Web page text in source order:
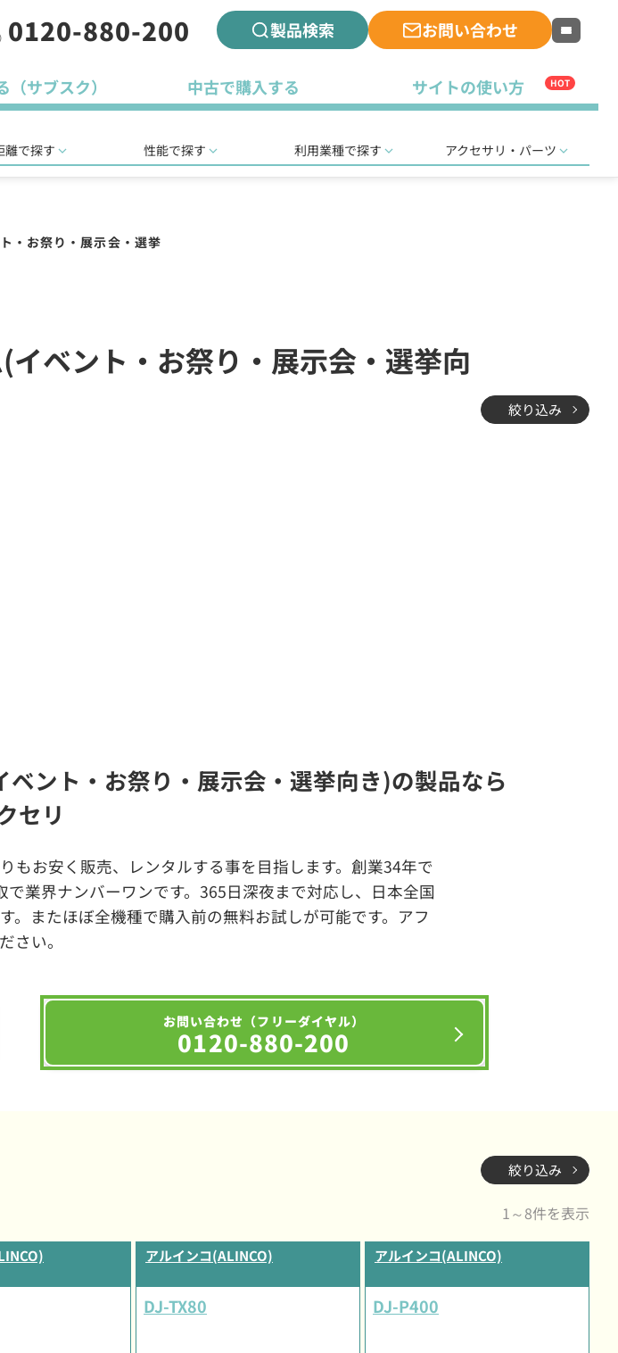
0120-880-200 製品検索 お問い合わせ
（サブスク） 中古で購入する サイトの使い方 HOT
離で探す 性能で探す 利用業種で探す アクセサリ・パーツ
・お祭り・展示会・選挙
ベント・お祭り・展示会・選挙向
絞り込み
ント・お祭り・展示会・選挙向き)の製品なら
セリ
もお安く販売、レンタルする事を目指します。創業34年で
業界ナンバーワンです。365日深夜まで対応し、日本全国
。またほぼ全機種で購入前の無料お試しが可能です。アフ
さい。
お問い合わせ（フリーダイヤル）
0120-880-200
絞り込み
1～8件を表示
アルインコ(ALINCO)
DJ-TX80
アルインコ(ALINCO)
DJ-P400